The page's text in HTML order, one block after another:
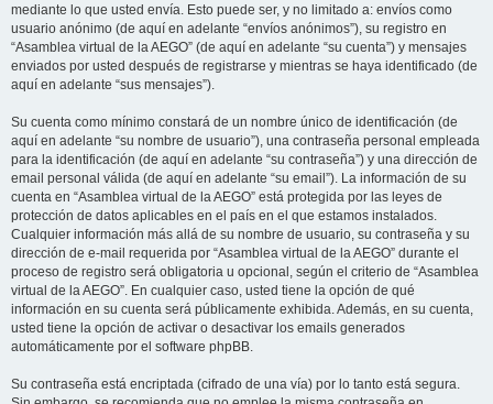
mediante lo que usted envía. Esto puede ser, y no limitado a: envíos como
usuario anónimo (de aquí en adelante “envíos anónimos”), su registro en
“Asamblea virtual de la AEGO” (de aquí en adelante “su cuenta”) y mensajes
enviados por usted después de registrarse y mientras se haya identificado (de
aquí en adelante “sus mensajes”).
Su cuenta como mínimo constará de un nombre único de identificación (de
aquí en adelante “su nombre de usuario”), una contraseña personal empleada
para la identificación (de aquí en adelante “su contraseña”) y una dirección de
email personal válida (de aquí en adelante “su email”). La información de su
cuenta en “Asamblea virtual de la AEGO” está protegida por las leyes de
protección de datos aplicables en el país en el que estamos instalados.
Cualquier información más allá de su nombre de usuario, su contraseña y su
dirección de e-mail requerida por “Asamblea virtual de la AEGO” durante el
proceso de registro será obligatoria u opcional, según el criterio de “Asamblea
virtual de la AEGO”. En cualquier caso, usted tiene la opción de qué
información en su cuenta será públicamente exhibida. Además, en su cuenta,
usted tiene la opción de activar o desactivar los emails generados
automáticamente por el software phpBB.
Su contraseña está encriptada (cifrado de una vía) por lo tanto está segura.